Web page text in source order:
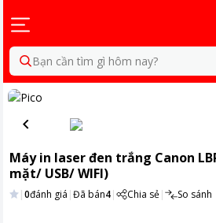
Bạn cần tìm gì hôm nay?
Máy in laser đen trắng Canon
mặt/ USB/ WIFI)
|0đánh giá |Đã bán4| Chia sẻ| So sánh